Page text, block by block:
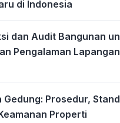
di Indonesia
dan Audit Bangunan
Pengalaman
Prosedur,
Properti